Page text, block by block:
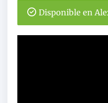
Disponible en